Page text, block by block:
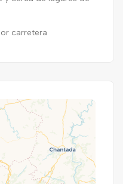
carretera